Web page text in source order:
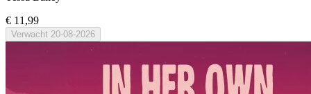
€ 11,99
Verwacht 20-08-2026